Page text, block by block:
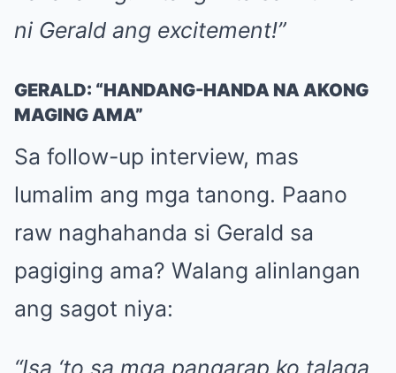
ni Gerald ang excitement!”
GERALD: “HANDANG-HANDA NA AKONG
MAGING AMA”
Sa follow-up interview, mas
lumalim ang mga tanong. Paano
raw naghahanda si Gerald sa
pagiging ama? Walang alinlangan
ang sagot niya: